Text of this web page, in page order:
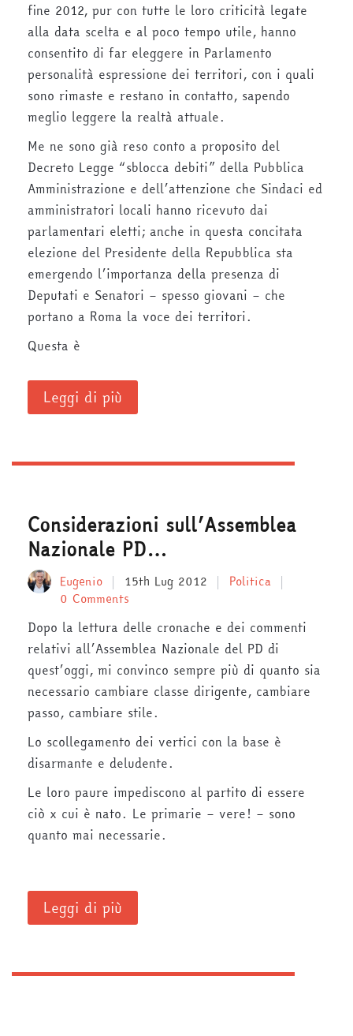
fine 2012, pur con tutte le loro criticità legate
alla data scelta e al poco tempo utile, hanno
consentito di far eleggere in Parlamento
personalità espressione dei territori, con i quali
sono rimaste e restano in contatto, sapendo
meglio leggere la realtà attuale.
Me ne sono già reso conto a proposito del
Decreto Legge “sblocca debiti” della Pubblica
Amministrazione e dell’attenzione che Sindaci ed
amministratori locali hanno ricevuto dai
parlamentari eletti; anche in questa concitata
elezione del Presidente della Repubblica sta
emergendo l’importanza della presenza di
Deputati e Senatori – spesso giovani – che
portano a Roma la voce dei territori.
Questa è
Leggi di più
Considerazioni sull’Assemblea
Nazionale PD…
Eugenio 15th Lug 2012
Politica
0 Comments
Dopo la lettura delle cronache e dei commenti
relativi all’Assemblea Nazionale del PD di
quest’oggi, mi convinco sempre più di quanto sia
necessario cambiare classe dirigente, cambiare
passo, cambiare stile.
Lo scollegamento dei vertici con la base è
disarmante e deludente.
Le loro paure impediscono al partito di essere
ciò x cui è nato. Le primarie – vere! – sono
quanto mai necessarie.
Leggi di più